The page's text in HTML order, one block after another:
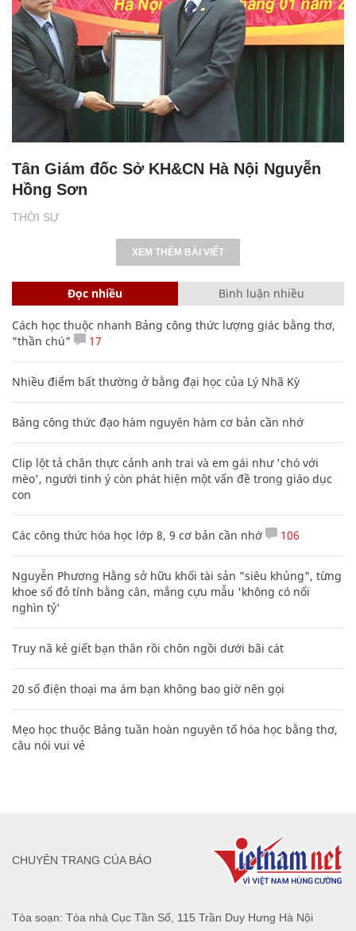
THỜI SỰ
Tân Giám đốc Sở KH&CN Hà Nội Nguyễn
Hồng Sơn
XEM THÊM BÀI VIẾT
Đọc nhiều Bình luận nhiều
Cách học thuộc nhanh Bảng công thức lượng giác bằng thơ,
"thần chú"
17
Nhiều điểm bất thường ở bằng đại học của Lý Nhã Kỳ
Bảng công thức đạo hàm nguyên hàm cơ bản cần nhớ
Clip lột tả chân thực cảnh anh trai và em gái như 'chó với
mèo', người tinh ý còn phát hiện một vấn đề trong giáo dục
con
Các công thức hóa học lớp 8, 9 cơ bản cần nhớ 106
Nguyễn Phương Hằng sở hữu khối tài sản "siêu khủng", từng
khoe sổ đỏ tính bằng cân, mắng cựu mẫu 'không có nổi
nghìn tỷ'
Truy nã kẻ giết bạn thân rồi chôn ngồi dưới bãi cát
20 số điện thoại ma ám bạn không bao giờ nên gọi
Mẹo học thuộc Bảng tuần hoàn nguyên tố hóa học bằng thơ,
câu nói vui vẻ
Tòa soạn: Tòa nhà Cục Tần Số, 115 Trần Duy Hưng Hà Nội
CHUYÊN TRANG CỦA BÁO